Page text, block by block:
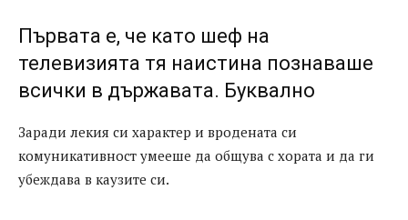
Първата е, че като шеф на
телевизията тя наистина познаваше
всички в държавата. Буквално
Заради лекия си характер и вродената си
комуникативност умееше да общува с хората и да ги
убеждава в каузите си.